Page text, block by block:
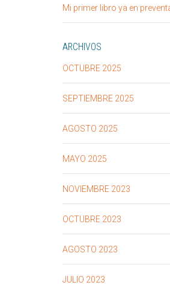
Mi primer libro ya en
ARCHIVOS
OCTUBRE 2025
SEPTIEMBRE 2025
AGOSTO 2025
MAYO 2025
NOVIEMBRE 2023
OCTUBRE 2023
AGOSTO 2023
JULIO 2023